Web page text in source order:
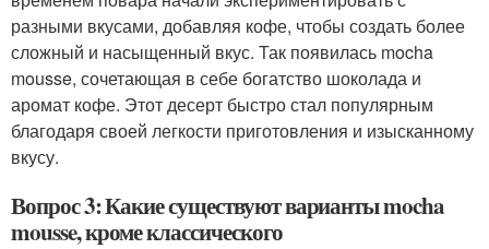
разными вкусами, добавляя кофе, чтобы создать более
сложный и насыщенный вкус. Так появилась mocha
mousse, сочетающая в себе богатство шоколада и
аромат кофе. Этот десерт быстро стал популярным
благодаря своей легкости приготовления и изысканному
вкусу.
Вопрос 3: Какие существуют варианты mocha
mousse, кроме классического